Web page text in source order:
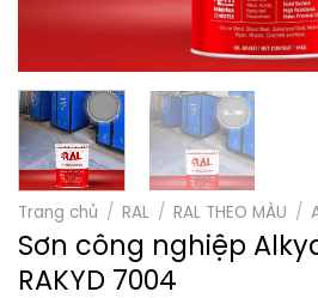
Trang chủ / RAL / RAL THEO MÀU /
Sơn công nghiệp
RAKYD 7004